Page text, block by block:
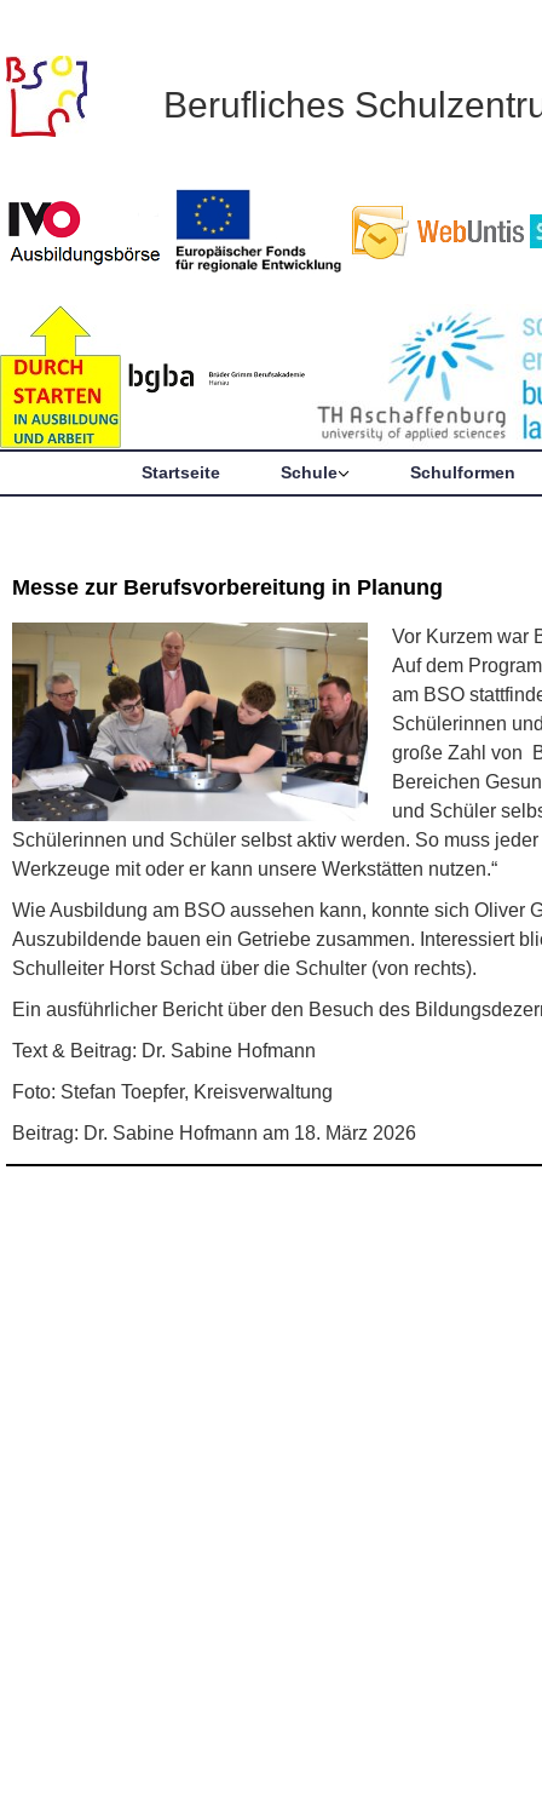
Berufliches
Startseite Schule Schulformen
Messe zur Berufsvorbereitung in Planung
Vor Kurzem war
Auf dem
am BSO
Schülerinnen
große Zahl von
Bereichen
und Schüler
Schülerinnen und Schüler selbst aktiv werden. So muss
Werkzeuge mit oder er kann unsere Werkstätten nutzen.“
Wie Ausbildung am BSO aussehen kann, konnte sich Oliver
Auszubildende bauen ein Getriebe zusammen. Interessiert
Schulleiter Horst Schad über die Schulter (von rechts).
Ein ausführlicher Bericht über den Besuch des
Text & Beitrag: Dr. Sabine Hofmann
Foto: Stefan Toepfer, Kreisverwaltung
Beitrag: Dr. Sabine Hofmann am 18. März 2026